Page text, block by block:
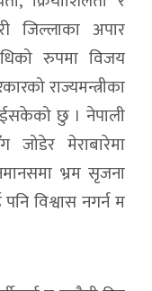
जिल्लाका अपार
रुपमा विजय
राज्यमन्त्रीका
छु । नेपाली
जोडेर मेराबारेमा
भ्रम सृजना
विश्वास नगर्न म